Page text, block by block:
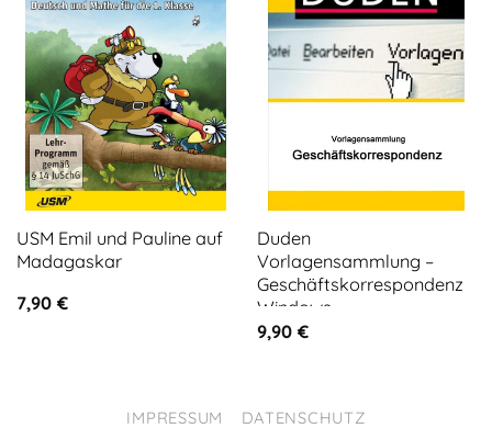
USM Emil und Pauline auf
Madagaskar
7,90 €
Duden
Vorlagensammlung –
Geschäftskorrespondenz
Windows
9,90 €
IMPRESSUM DATENSCHUTZ